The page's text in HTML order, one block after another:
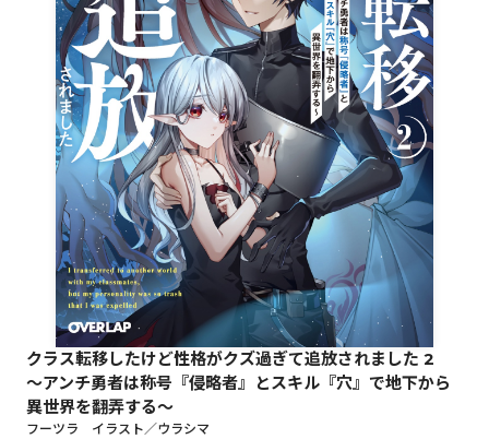
オーバーラップノベルスf
ロサージュノベルス
コミックガルド
コミッククリエ
クラス転移したけど性格がクズ過ぎて追放されました 2
～アンチ勇者は称号『侵略者』とスキル『穴』で地下から
異世界を翻弄する～
フーツラ イラスト／ウラシマ